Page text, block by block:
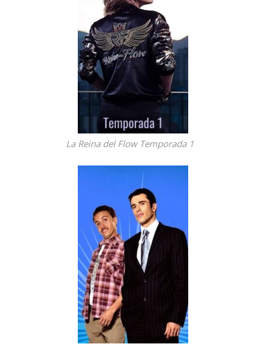
La Reina del Flow Temporada 1